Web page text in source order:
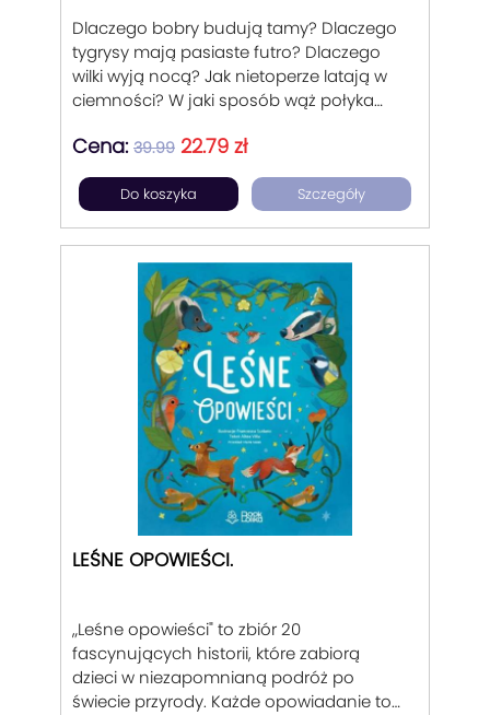
Dlaczego bobry budują tamy? Dlaczego
tygrysy mają pasiaste futro? Dlaczego
wilki wyją nocą? Jak nietoperze latają w
ciemności? W jaki sposób wąż połyka
świat zwierząt w pytaniach i
odpowiedziach.
Cena: 39.99 22.79 zł
Do koszyka Szczegóły
LEŚNE OPOWIEŚCI.
„Leśne opowieści" to zbiór 20
fascynujących historii, które zabiorą
dzieci w niezapomnianą podróż po
świecie przyrody. Każde opowiadanie to